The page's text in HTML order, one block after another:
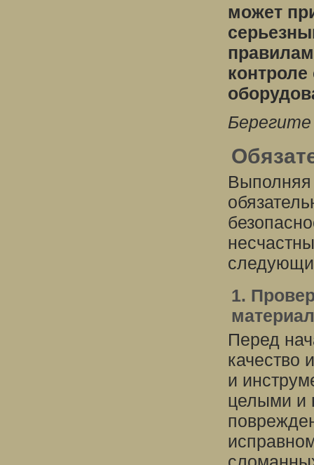
может
Берегите
1.
Перед
качество
и
целыми и